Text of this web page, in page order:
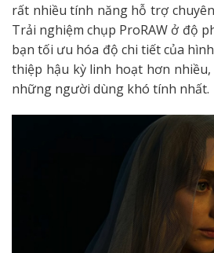
rất nhiều tính năng hỗ trợ
Trải nghiệm chụp ProRAW ở độ
bạn tối ưu hóa độ chi tiết của
thiệp hậu kỳ linh hoạt hơn
những người dùng khó tính nhất.